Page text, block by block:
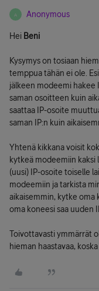
A Anonymous
Hei Beni
Kysymys on tosiaan
temppua tähän ei ole.
jälkeen modeemi hakee
saman osoitteen kuin
saattaa IP-osoite
saman IP:n kuin
Yhtenä kikkana voisit
kytkeä modeemiin kaksi
(uusi) IP-osoite toiselle
modeemiin ja tarkista
aikaisemmin, kytke
oma koneesi saa uuden
Toivottavasti ymmärrät
hieman haastavaa,